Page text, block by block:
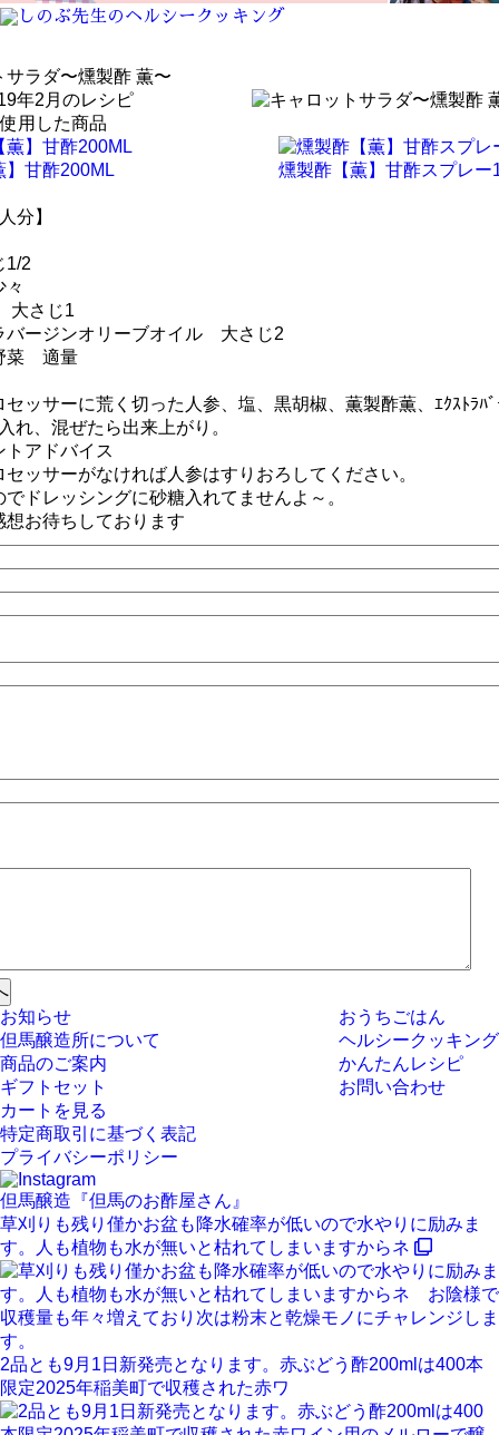
サラダ〜燻製酢 薫〜
年2月のレシピ
用した商品
】甘酢200ML 燻製酢【薫】甘酢スプレー
分】
2
大さじ1
バージンオリーブオイル 大さじ2
菜 適量
ッサーに荒く切った人参、塩、黒胡椒、薫製酢薫、ｴｸｽﾄﾗﾊﾞ
れ、混ぜたら出来上がり。
トアドバイス
ッサーがなければ人参はすりおろしてください。
ドレッシングに砂糖入れてませんよ～。
想お待ちしております
お知らせ
但馬醸造所について
商品のご案内
ギフトセット
おうちごはん
ヘルシークッキング
かんたんレシピ
お問い合わせ
カートを見る
特定商取引に基づく表記
プライバシーポリシー
但馬醸造『但馬のお酢屋さん』
草刈りも残り僅かお盆も降水確率が低いので水やりに励みま
す。人も植物も水が無いと枯れてしまいますからネ
2品とも9月1日新発売となります。赤ぶどう酢200mlは400本
限定2025年稲美町で収穫された赤ワ